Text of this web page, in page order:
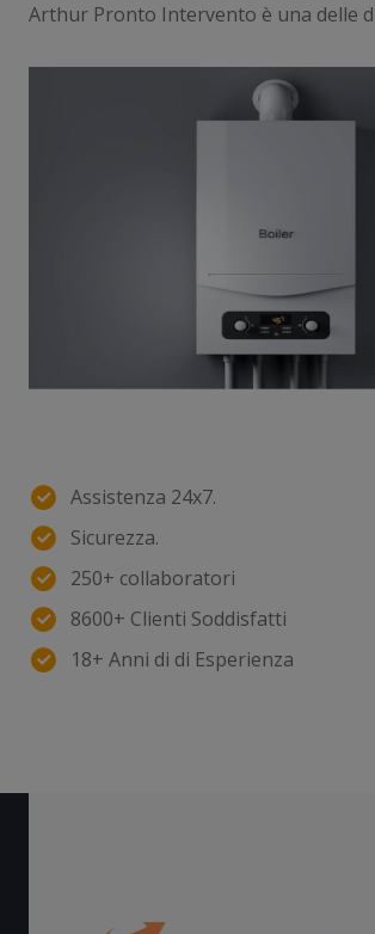
Arthur Pronto Intervento è una delle
Assistenza 24x7.
Sicurezza.
250+ collaboratori
8600+ Clienti Soddisfatti
18+ Anni di di Esperienza